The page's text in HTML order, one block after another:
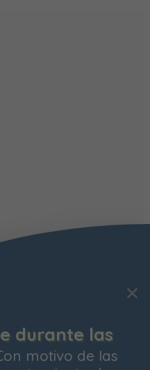
durante las
motivo de las